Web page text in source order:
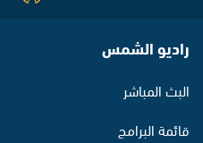
راديو الشمس
البث المباشر
قائمة البرامج